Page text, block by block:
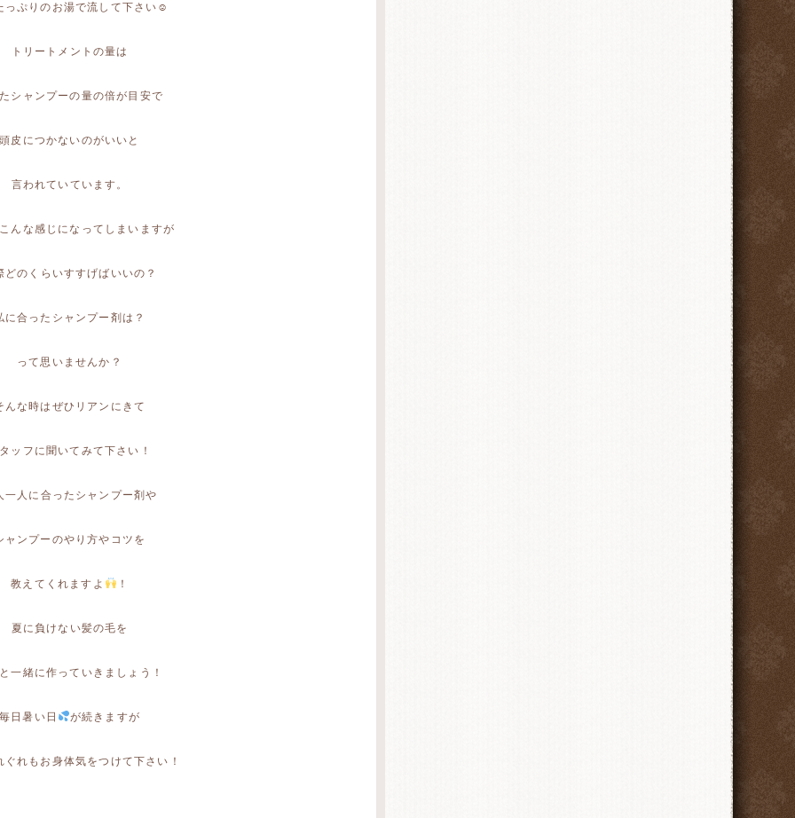
っぷりのお湯で流して下さい☺
トリートメントの量は
シャンプーの量の倍が目安で
頭皮につかないのがいいと
言われていています。
んな感じになってしまいますが
どのくらいすすげばいいの？
に合ったシャンプー剤は？
って思いませんか？
んな時はぜひリアンにきて
ッフに聞いてみて下さい！
一人に合ったシャンプー剤や
ャンプーのやり方やコツを
教えてくれますよ ！
夏に負けない髪の毛を
一緒に作っていきましょう！
毎日暑い日 が続きますが
ぐれもお身体気をつけて下さい！